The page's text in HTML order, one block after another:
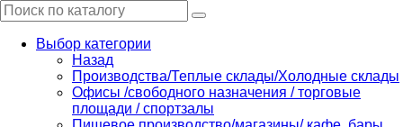
Выбор категории
Назад
Производства/Теплые склады/Холодные склады
Офисы /свободного назначения / торговые
площади / спортзалы